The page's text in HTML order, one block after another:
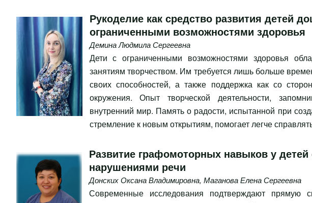
Рукоделие как средство развития детей
ограниченными возможностями здоровья
Демина Людмила Сергеевна
Дети с ограниченными возможностями здоровья
занятиям творчеством. Им требуется лишь больше
своих способностей, а также поддержка как со
окружения. Опыт творческой деятельности,
внутренний мир. Память о радости, испытанной при
стремление к новым открытиям, помогает легче
Развитие графомоторных навыков у
нарушениями речи
Донских Оксана Владимировна,Маганова Елена Сергеевна
Современные исследования подтверждают прямую